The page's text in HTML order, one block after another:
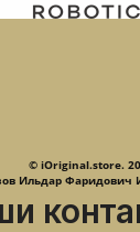
© iOriginal.store.
Ильдар Фаридович